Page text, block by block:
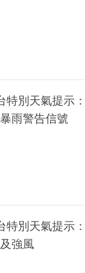
特別天氣提示
雨警告信號
特別天氣提示
強風